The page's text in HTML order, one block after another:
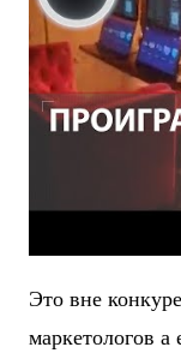
Это вне
маркетологов а